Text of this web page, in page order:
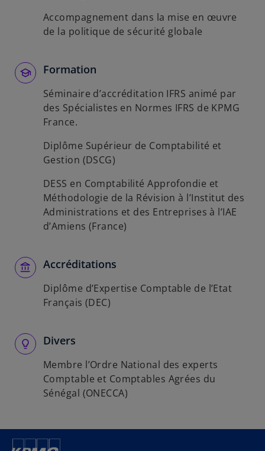
Accompagnement dans la mise en œuvre
de la politique de sécurité globale
Formation
Séminaire d’accréditation IFRS animé par
des Spécialistes en Normes IFRS de KPMG
France.
Diplôme Supérieur de Comptabilité et
Gestion (DSCG)
DESS en Comptabilité Approfondie et
Méthodologie de la Révision à l’Institut des
Administrations et des Entreprises à l’IAE
d’Amiens (France)
Accréditations
Diplôme d’Expertise Comptable de l’Etat
Français (DEC)
Divers
Membre l’Ordre National des experts
Comptable et Comptables Agrées du
Sénégal (ONECCA)